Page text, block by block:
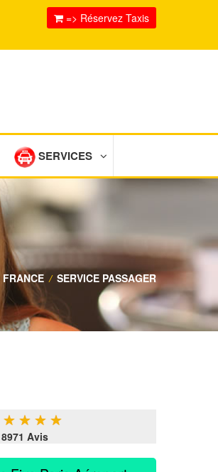
=> Réservez Taxis
SERVICES
/ SERVICE PASSAGER
★ ★ ★ ★
8971 Avis